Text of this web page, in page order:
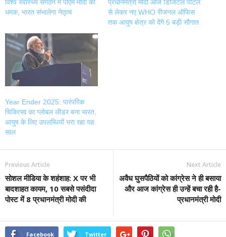
विश्व स्वास्थ्य संगठन में पीएम मोदी की
धमक, भारत संभालेगा नेतृत्व
प्रधानमंत्री मोदी आज डिजिटल पोर्टल
से लेकर नए WHO रीजनल ऑफिस
तक आयुष क्षेत्र को देंगे 5 बड़ी सौगात
Year Ender 2025: पारंपरिक
चिकित्सा का ग्लोबल लीडर बना भारत,
आयुष के लिए उपलब्धियों भरा रहा यह
साल
Previous Article
सोशल मीडिया के शहंशाह: X पर भी
बादशाहत कायम, 10 सबसे पसंदीदा
पोस्ट में 8 प्रधानमंत्री मोदी की
Next Article
अवैध घुसपैठियों को कांग्रेस ने ही बसाया
और आज कांग्रेस ही उन्हें बचा रही है-
प्रधानमंत्री मोदी
Facebook Twitter